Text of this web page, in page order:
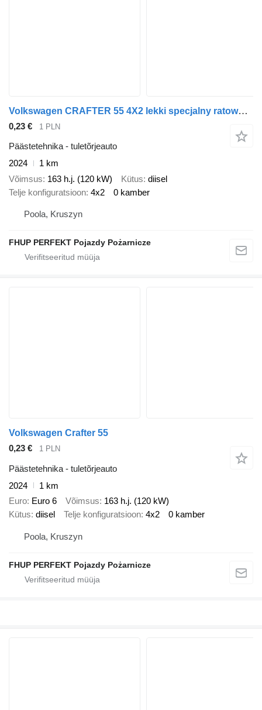
Volkswagen CRAFTER 55 4X2 lekki specjalny ratowniczo-gaśnicz
0,23 € 1 PLN
Päästetehnika - tuletõrjeauto
2024
1 km
Võimsus 163 h.j. (120 kW) Kütus diisel
Telje konfiguratsioon 4x2 0 kamber
Poola, Kruszyn
FHUP PERFEKT Pojazdy Pożarnicze
Volkswagen Crafter 55
0,23 €
1 PLN
Päästetehnika - tuletõrjeauto
2024
1 km
Euro Euro 6 Võimsus 163 h.j. (120 kW)
Kütus diisel Telje konfiguratsioon 4x2 0 kamber
Poola, Kruszyn
FHUP PERFEKT Pojazdy Pożarnicze